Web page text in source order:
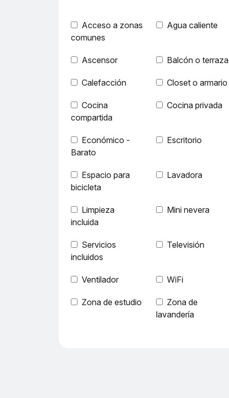
Acceso a zonas
comunes
Agua caliente
Ascensor Balcón o terraza
Calefacción Closet o armario
Cocina
compartida
Cocina privada
Económico -
Barato
Escritorio
Espacio para
bicicleta
Lavadora
Limpieza
incluida
Mini nevera
Servicios
incluidos
Televisión
Ventilador WiFi
Zona de estudio
Zona de
lavandería